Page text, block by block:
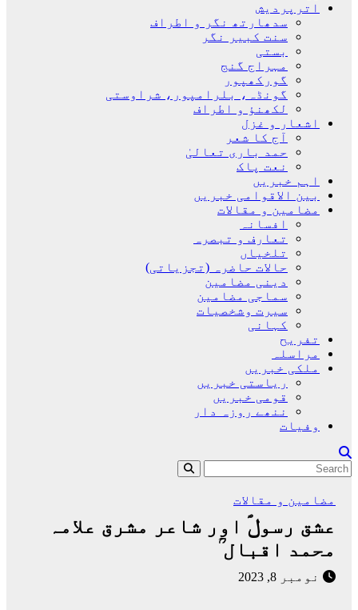
اترپردیش
سدھارتھ نگر و اطراف
سنت کبیر نگر
بستی
مہراج گنج
گورکھپور
گونڈہ، بلرامپور، شراوستی
لکھنؤ و اطراف
اشعار و غزل
آج کا شعر
حمد باری تعالیٰ
نعت پاک
اہم خبریں
بین الاقوامی خبریں
مضامین و مقالات
افسانہ
تعارف و تبصرہ
تلخیاں
حالات حاضرہ (تجزیاتی)
دینی مضامین
سماجی مضامین
سیرت وشخصیات
کہانی
تفریح
مراسلہ
ملکی خبریں
ریاستی خبریں
قومی خبریں
ننھے روزہ دار
وفیات
مضامین و مقالات
عشق رسولؐ اور شاعر مشرق علامہ
محمد اقبال ؒ
نومبر 8, 2023